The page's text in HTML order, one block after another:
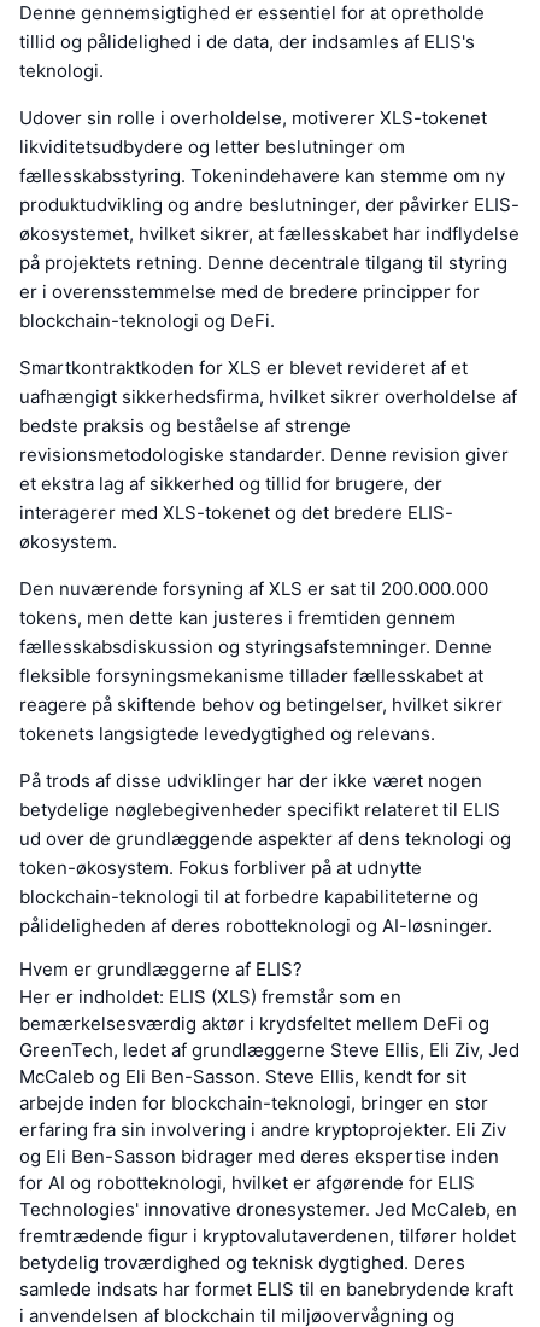
Denne gennemsigtighed er essentiel for at opretholde
tillid og pålidelighed i de data, der indsamles af ELIS's
teknologi.
Udover sin rolle i overholdelse, motiverer XLS-tokenet
likviditetsudbydere og letter beslutninger om
fællesskabsstyring. Tokenindehavere kan stemme om ny
produktudvikling og andre beslutninger, der påvirker ELIS-
økosystemet, hvilket sikrer, at fællesskabet har indflydelse
på projektets retning. Denne decentrale tilgang til styring
er i overensstemmelse med de bredere principper for
blockchain-teknologi og DeFi.
Smartkontraktkoden for XLS er blevet revideret af et
uafhængigt sikkerhedsfirma, hvilket sikrer overholdelse af
bedste praksis og beståelse af strenge
revisionsmetodologiske standarder. Denne revision giver
et ekstra lag af sikkerhed og tillid for brugere, der
interagerer med XLS-tokenet og det bredere ELIS-
økosystem.
Den nuværende forsyning af XLS er sat til 200.000.000
tokens, men dette kan justeres i fremtiden gennem
fællesskabsdiskussion og styringsafstemninger. Denne
fleksible forsyningsmekanisme tillader fællesskabet at
reagere på skiftende behov og betingelser, hvilket sikrer
tokenets langsigtede levedygtighed og relevans.
På trods af disse udviklinger har der ikke været nogen
betydelige nøglebegivenheder specifikt relateret til ELIS
ud over de grundlæggende aspekter af dens teknologi og
token-økosystem. Fokus forbliver på at udnytte
blockchain-teknologi til at forbedre kapabiliteterne og
pålideligheden af deres robotteknologi og AI-løsninger.
Hvem er grundlæggerne af ELIS?
Her er indholdet: ELIS (XLS) fremstår som en
bemærkelsesværdig aktør i krydsfeltet mellem DeFi og
GreenTech, ledet af grundlæggerne Steve Ellis, Eli Ziv, Jed
McCaleb og Eli Ben-Sasson. Steve Ellis, kendt for sit
arbejde inden for blockchain-teknologi, bringer en stor
erfaring fra sin involvering i andre kryptoprojekter. Eli Ziv
og Eli Ben-Sasson bidrager med deres ekspertise inden
for AI og robotteknologi, hvilket er afgørende for ELIS
Technologies' innovative dronesystemer. Jed McCaleb, en
fremtrædende figur i kryptovalutaverdenen, tilfører holdet
betydelig troværdighed og teknisk dygtighed. Deres
samlede indsats har formet ELIS til en banebrydende kraft
i anvendelsen af blockchain til miljøovervågning og